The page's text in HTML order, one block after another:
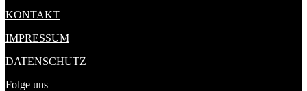
KONTAKT
IMPRESSUM
DATENSCHUTZ
Folge uns